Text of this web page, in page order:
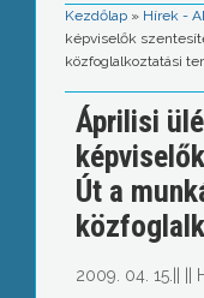
Kezdőlap » Hírek -
képviselők
közfoglalkoztatási
Áprilisi
Út a
2009. 04. 15.